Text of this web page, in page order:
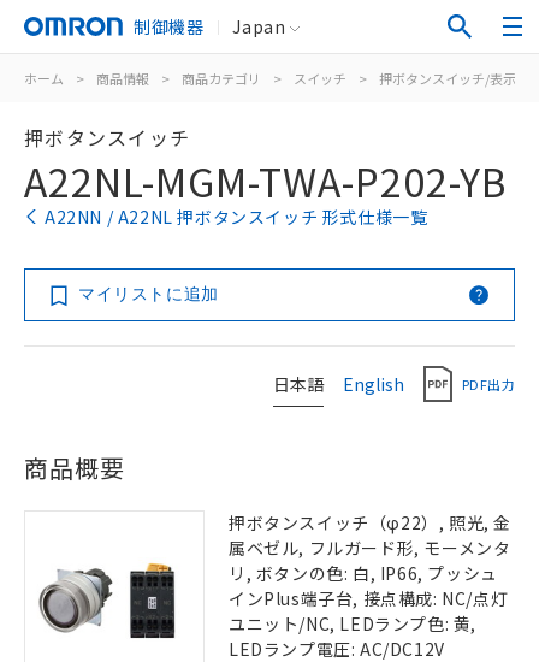
制御機器 Japan
ホーム > 商品情報 > 商品カテゴリ > スイッチ > 押ボタンスイッチ/表示灯
押ボタンスイッチ
A22NL-MGM-TWA-P202-YB
A22NN / A22NL 押ボタンスイッチ 形式仕様一覧
マイリストに追加
日本語 English PDF出力
商品概要
押ボタンスイッチ（φ22）, 照光, 金
属ベゼル, フルガード形, モーメンタ
リ, ボタンの色: 白, IP66, プッシュ
インPlus端子台, 接点構成: NC/点灯
ユニット/NC, LEDランプ色: 黄,
LEDランプ電圧: AC/DC12V